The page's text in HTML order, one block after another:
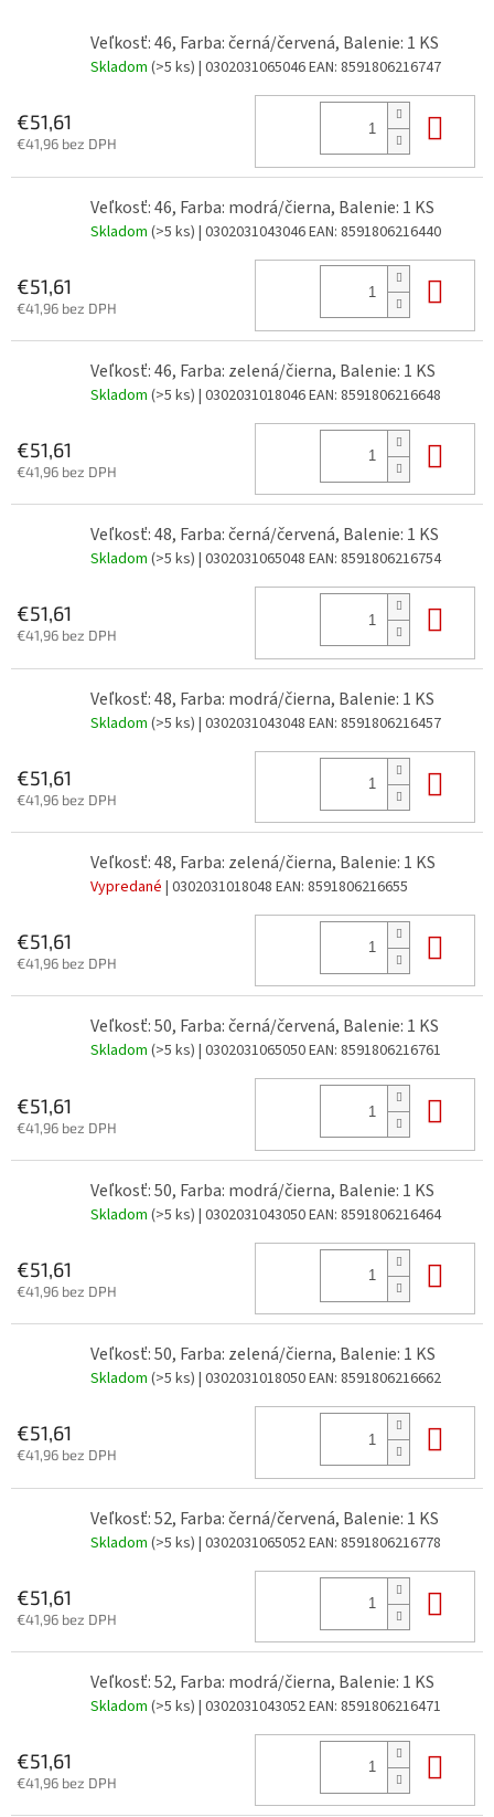
Veľkosť: 46, Farba: černá/červená, Balenie: 1 KS
Skladom (>5 ks) | 0302031065046EAN: 8591806216747
€51,61
€41,96 bez DPH
Veľkosť: 46, Farba: modrá/čierna, Balenie: 1 KS
Skladom (>5 ks) | 0302031043046EAN: 8591806216440
€51,61
€41,96 bez DPH
Veľkosť: 46, Farba: zelená/čierna, Balenie: 1 KS
Skladom (>5 ks) | 0302031018046EAN: 8591806216648
€51,61
€41,96 bez DPH
Veľkosť: 48, Farba: černá/červená, Balenie: 1 KS
Skladom (>5 ks) | 0302031065048 EAN: 8591806216754
€51,61
€41,96 bez DPH
Veľkosť: 48, Farba: modrá/čierna, Balenie: 1 KS
Skladom (>5 ks) | 0302031043048 EAN: 8591806216457
€51,61
€41,96 bez DPH
Veľkosť: 48, Farba: zelená/čierna, Balenie: 1 KS
Vypredané | 0302031018048 EAN: 8591806216655
€51,61
€41,96 bez DPH
Veľkosť: 50, Farba: černá/červená, Balenie: 1 KS
Skladom (>5 ks) | 0302031065050EAN: 8591806216761
€51,61
€41,96 bez DPH
Veľkosť: 50, Farba: modrá/čierna, Balenie: 1 KS
Skladom (>5 ks) | 0302031043050EAN: 8591806216464
€51,61
€41,96 bez DPH
Veľkosť: 50, Farba: zelená/čierna, Balenie: 1 KS
Skladom (>5 ks) | 0302031018050EAN: 8591806216662
€51,61
€41,96 bez DPH
Veľkosť: 52, Farba: černá/červená, Balenie: 1 KS
Skladom (>5 ks) | 0302031065052EAN: 8591806216778
€51,61
€41,96 bez DPH
Veľkosť: 52, Farba: modrá/čierna, Balenie: 1 KS
Skladom (>5 ks) | 0302031043052EAN: 8591806216471
€51,61
€41,96 bez DPH